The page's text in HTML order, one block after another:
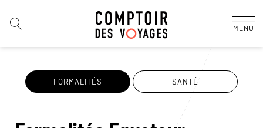
MENU
FORMALITÉS SANTÉ